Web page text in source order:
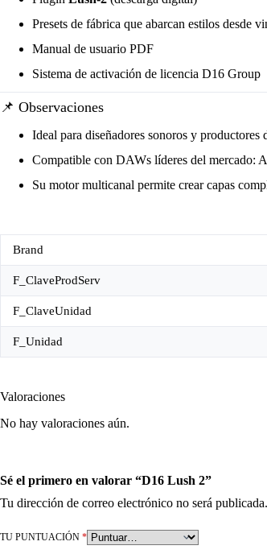
Presets de fábrica que abarcan estilos desde
Manual de usuario PDF
Sistema de activación de licencia D16 Group
📌 Observaciones
Ideal para diseñadores sonoros y
Compatible con DAWs líderes del mercado:
Su motor multicanal permite crear capas
Brand
F_ClaveProdServ
F_ClaveUnidad
F_Unidad
Valoraciones
No hay valoraciones aún.
Sé el primero en valorar “D16 Lush 2”
Tu dirección de correo electrónico no será publicada.
TU PUNTUACIÓN *